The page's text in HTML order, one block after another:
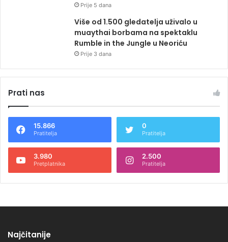
Prije 5 dana
Više od 1.500 gledatelja uživalo u
muaythai borbama na spektaklu
Rumble in the Jungle u Neoriću
Prije 3 dana
Prati nas
15.866
Pratitelja
0
Pratitelja
3.980
Pretplatnika
2.500
Pratitelja
Najčitanije